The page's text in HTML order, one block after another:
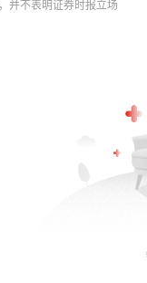
并不表明证券时报立场